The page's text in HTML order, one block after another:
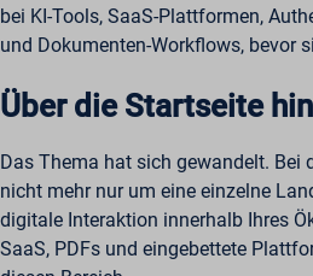
bei KI-Tools, SaaS-Plattformen,
und Dokumenten-Workflows, bevor
Über die Startseite
Das Thema hat sich gewandelt. Bei
nicht mehr nur um eine einzelne
digitale Interaktion innerhalb Ihres
SaaS, PDFs und eingebettete